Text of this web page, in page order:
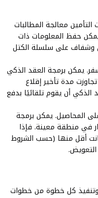
معالجة المطالبات
حفظ المعلومات ذات
وشفاف على سلسلة الكتل
يمكن برمجة العقد الذكي
مدة تأخير إقلاع
الذكي أن يقوم تلقائيًا بدفع
المحاصيل. يمكن برمجة
في منطقة معينة. فإذا
أقل منها (حسب الشروط
وتنفيذ كل خطوة من خطوات